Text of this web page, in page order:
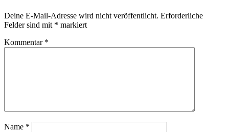
Deine E-Mail-Adresse wird nicht veröffentlicht. Erforderliche
Felder sind mit * markiert
Kommentar *
Name *